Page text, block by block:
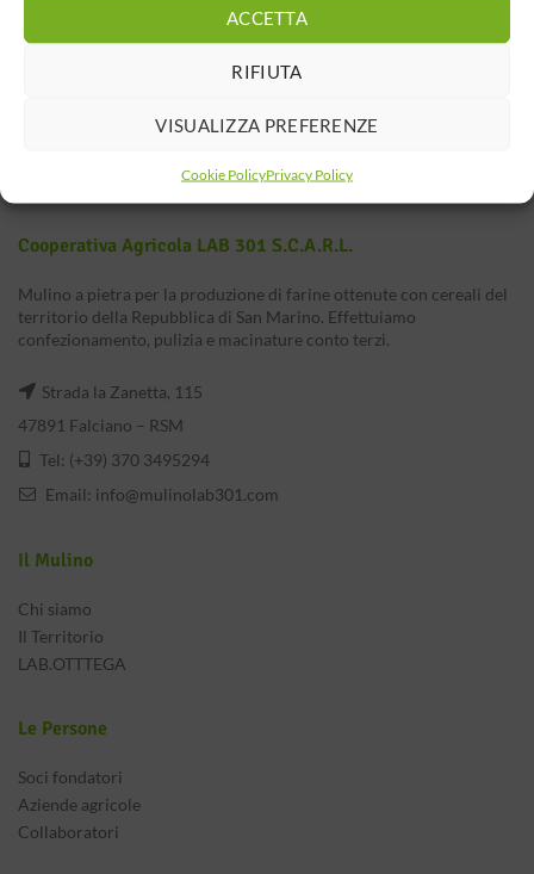
ACCETTA
RIFIUTA
VISUALIZZA PREFERENZE
Cookie PolicyPrivacy Policy
Cooperativa Agricola LAB 301 S.c.a.r.l.
Mulino a pietra per la produzione di farine ottenute con cereali del
territorio della Repubblica di San Marino. Effettuiamo
confezionamento, pulizia e macinature conto terzi.
Strada la Zanetta, 115
47891 Falciano – RSM
Tel: (+39) 370 3495294
Email: info@mulinolab301.com
Il Mulino
Chi siamo
Il Territorio
LAB.OTTTEGA
Le Persone
Soci fondatori
Aziende agricole
Collaboratori